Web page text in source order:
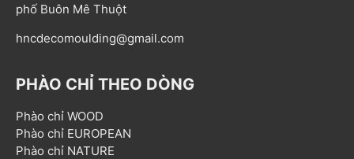
phố Buôn Mê Thuột
hncdecomoulding@gmail.com
PHÀO CHỈ THEO DÒNG
Phào chỉ WOOD
Phào chỉ EUROPEAN
Phào chỉ NATURE